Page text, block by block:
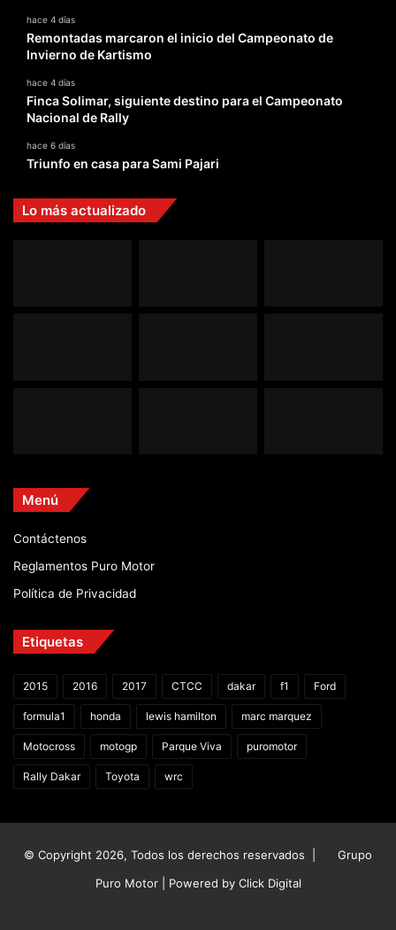
hace 4 días
Remontadas marcaron el inicio del Campeonato de
Invierno de Kartismo
hace 4 días
Finca Solimar, siguiente destino para el Campeonato
Nacional de Rally
hace 6 días
Triunfo en casa para Sami Pajari
Lo más actualizado
Menú
Contáctenos
Reglamentos Puro Motor
Política de Privacidad
Etiquetas
2015 2016 2017 CTCC dakar f1 Ford
formula1 honda lewis hamilton marc marquez
Motocross motogp Parque Viva puromotor
Rally Dakar Toyota wrc
© Copyright 2026, Todos los derechos reservados |
Grupo
Puro Motor | Powered by Click Digital